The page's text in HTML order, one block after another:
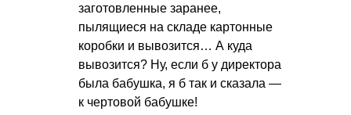
заготовленные заранее,
пылящиеся на складе картонные
коробки и вывозится… А куда
вывозится? Ну, если б у директора
была бабушка, я б так и сказала —
к чертовой бабушке!